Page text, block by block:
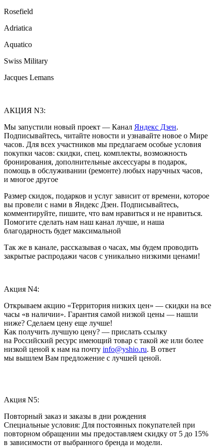
Rosefield
Adriatica
Aquatico
Swiss Military
Jacques Lemans
АКЦИЯ N3:
Мы запустили новый проект — Канал Яндекс Дзен.
Подписывайтесь, читайте новости и узнавайте новое о Мире
часов. Для всех участников мы предлагаем особые условия
покупки часов: скидки, спец. комплекты, возможность
бронирования, дополнительные аксессуары в подарок,
помощь в обслуживании (ремонте) любых наручных часов,
и многое другое
Размер скидок, подарков и услуг зависит от времени, которое
вы провели с нами в Яндекс Дзен. Подписывайтесь,
комментируйте, пишите, что вам нравиться и не нравиться.
Помогите сделать нам наш канал лучше, и наша
благодарность будет максимальной
Так же в канале, рассказывая о часах, мы будем проводить
закрытые распродажи часов с уникально низкими ценами!
Акция N4:
Открываем акцию «Территория низких цен» — скидки на все
часы «в наличии». Гарантия самой низкой цены — нашли
ниже? Сделаем цену еще лучше!
Как получить лучшую цену? — прислать ссылку
на Российский ресурс имеющий товар с такой же или более
низкой ценой к нам на почту info@yshio.ru. В ответ
мы вышлем Вам предложение с лучшей ценой.
Акция N5:
Повторный заказ и заказы в дни рождения
Специальные условия: Для постоянных покупателей при
повторном обращении мы предоставляем скидку от 5 до 15%
в зависимости от выбранного бренда и модели.